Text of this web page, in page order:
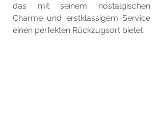
das mit seinem nostalgischen
Charme und erstklassigem Service
einen perfekten Rückzugsort bietet.